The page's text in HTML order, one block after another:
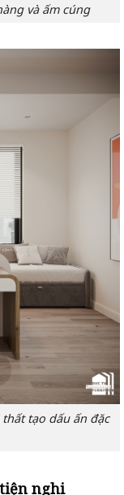
và ấm cúng
tạo dấu ấn đặc
nghi